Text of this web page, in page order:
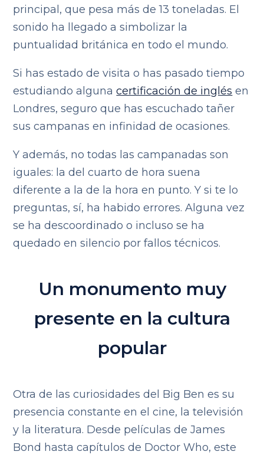
principal, que pesa más de 13 toneladas. El
sonido ha llegado a simbolizar la
puntualidad británica en todo el mundo.
Si has estado de visita o has pasado tiempo
estudiando algunacertificación de inglés en
Londres, seguro que has escuchado tañer
sus campanas en infinidad de ocasiones.
Y además, no todas las campanadas son
iguales: la del cuarto de hora suena
diferente a la de la hora en punto. Y si te lo
preguntas, sí, ha habido errores. Alguna vez
se ha descoordinado o incluso se ha
quedado en silencio por fallos técnicos.
Un monumento muy
presente en la cultura
popular
Otra de las curiosidades del Big Ben es su
presencia constante en el cine, la televisión
y la literatura. Desde películas de James
Bond hasta capítulos de Doctor Who, este